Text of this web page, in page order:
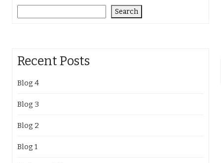
Search
Recent Posts
Blog 4
Blog 3
Blog 2
Blog 1